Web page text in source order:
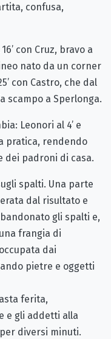
confusa,
con Cruz, bravo a
nato da un corner
con Castro, che dal
scampo a Sperlonga.
Leonori al 4’ e
pratica, rendendo
dei padroni di casa.
spalti. Una parte
dal risultato e
gli spalti e,
frangia di
dai
pietre e oggetti
ferita,
e gli addetti alla
diversi minuti.